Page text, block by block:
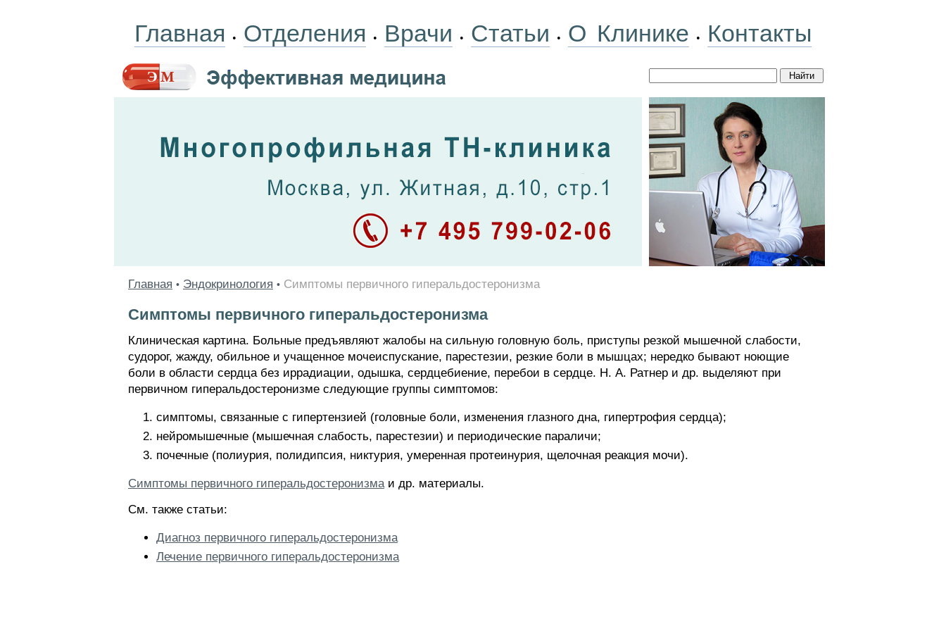
Главная • Отделения • Врачи • Статьи • О Клинике • Контакты
Главная • Эндокринология • Симптомы первичного гиперальдостеронизма
Симптомы первичного гиперальдостеронизма
Клиническая картина. Больные предъявляют жалобы на сильную головную боль, приступы резкой мышечной слабости,
судорог, жажду, обильное и учащенное мочеиспускание, парестезии, резкие боли в мышцах; нередко бывают ноющие
боли в области сердца без иррадиации, одышка, сердцебиение, перебои в сердце. Н. А. Ратнер и др. выделяют при
первичном гиперальдостеронизме следующие группы симптомов:
симптомы, связанные с гипертензией (головные боли, изменения глазного дна, гипертрофия сердца);
нейромышечные (мышечная слабость, парестезии) и периодические параличи;
почечные (полиурия, полидипсия, никтурия, умеренная протеинурия, щелочная реакция мочи).
Симптомы первичного гиперальдостеронизмаи др. материалы.
См. также статьи:
Диагноз первичного гиперальдостеронизма
Лечение первичного гиперальдостеронизма